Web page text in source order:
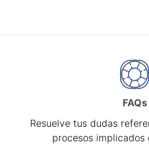
FAQs
Resuelve tus dudas
procesos implicados